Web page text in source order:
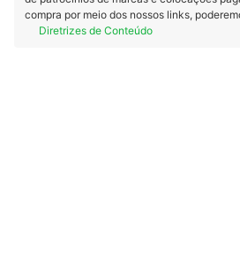
compra por meio dos nossos links,
Diretrizes de Conteúdo